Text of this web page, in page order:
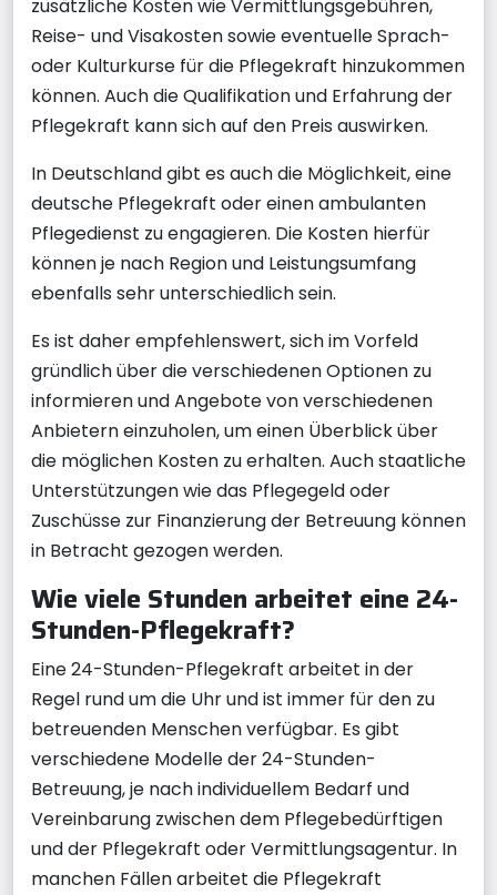
zusätzliche Kosten wie Vermittlungsgebühren,
Reise- und Visakosten sowie eventuelle Sprach-
oder Kulturkurse für die Pflegekraft hinzukommen
können. Auch die Qualifikation und Erfahrung der
Pflegekraft kann sich auf den Preis auswirken.
In Deutschland gibt es auch die Möglichkeit, eine
deutsche Pflegekraft oder einen ambulanten
Pflegedienst zu engagieren. Die Kosten hierfür
können je nach Region und Leistungsumfang
ebenfalls sehr unterschiedlich sein.
Es ist daher empfehlenswert, sich im Vorfeld
gründlich über die verschiedenen Optionen zu
informieren und Angebote von verschiedenen
Anbietern einzuholen, um einen Überblick über
die möglichen Kosten zu erhalten. Auch staatliche
Unterstützungen wie das Pflegegeld oder
Zuschüsse zur Finanzierung der Betreuung können
in Betracht gezogen werden.
Wie viele Stunden arbeitet eine 24-
Stunden-Pflegekraft?
Eine 24-Stunden-Pflegekraft arbeitet in der
Regel rund um die Uhr und ist immer für den zu
betreuenden Menschen verfügbar. Es gibt
verschiedene Modelle der 24-Stunden-
Betreuung, je nach individuellem Bedarf und
Vereinbarung zwischen dem Pflegebedürftigen
und der Pflegekraft oder Vermittlungsagentur. In
manchen Fällen arbeitet die Pflegekraft